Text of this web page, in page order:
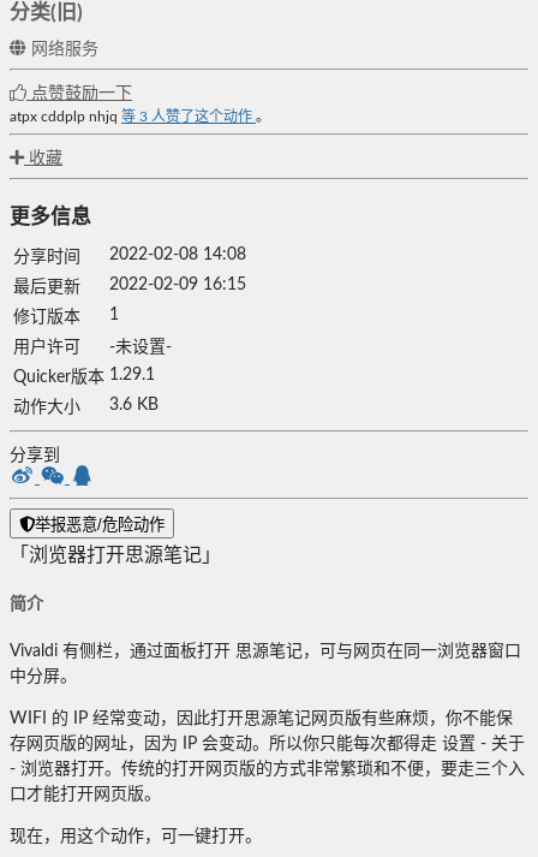
分类(旧)
网络服务
点赞鼓励一下
atpx cddplp nhjq 等 3 人赞了这个动作 。
收藏
更多信息
分享时间
2022-02-08 14:08
最后更新
2022-02-09 16:15
修订版本
1
用户许可
-未设置-
Quicker版本 1.29.1
动作大小
3.6 KB
分享到
举报恶意/危险动作
「浏览器打开思源笔记」
简介
Vivaldi 有侧栏，通过面板打开 思源笔记，可与网页在同一浏览器窗口
中分屏。
WIFI 的 IP 经常变动，因此打开思源笔记网页版有些麻烦，你不能保
存网页版的网址，因为 IP 会变动。所以你只能每次都得走 设置 - 关于
- 浏览器打开。传统的打开网页版的方式非常繁琐和不便，要走三个入
口才能打开网页版。
现在，用这个动作，可一键打开。